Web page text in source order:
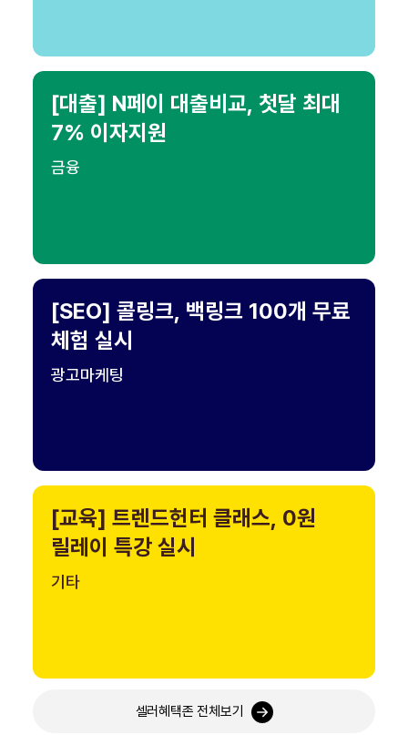
[대출] N페이 대출비교, 첫달 최대
7% 이자지원
금융
[SEO] 콜링크, 백링크 100개 무료
체험 실시
광고마케팅
[교육] 트렌드헌터 클래스, 0원
릴레이 특강 실시
기타
셀러혜택존 전체보기